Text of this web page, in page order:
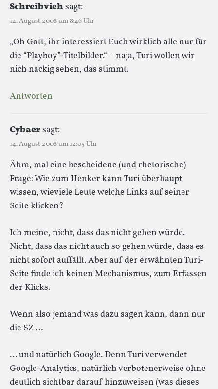
Schreibvieh sagt:
12. August 2008 um 8:46 Uhr
„Oh Gott, ihr interessiert Euch wirklich alle nur für
die “Playboy”-Titelbilder.“ – naja, Turi wollen wir
nich nackig sehen, das stimmt.
Antworten
Cybaersagt:
14. August 2008 um 12:05 Uhr
Ähm, mal eine bescheidene (und rhetorische)
Frage: Wie zum Henker kann Turi überhaupt
wissen, wieviele Leute welche Links auf seiner
Seite klicken?
Ich meine, nicht, dass das nicht gehen würde.
Nicht, dass das nicht auch so gehen würde, dass es
nicht sofort auffällt. Aber auf der erwähnten Turi-
Seite finde ich keinen Mechanismus, zum Erfassen
der Klicks.
Wenn also jemand was dazu sagen kann, dann nur
die SZ …
… und natürlich Google. Denn Turi verwendet
Google-Analytics, natürlich verbotenerweise ohne
deutlich sichtbar darauf hinzuweisen (was dieses